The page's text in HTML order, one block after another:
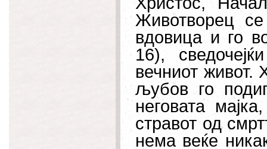
Животворец
вдовица и го
16),
вечниот живот.
љубов го
неговата
стравот од
нема веќе